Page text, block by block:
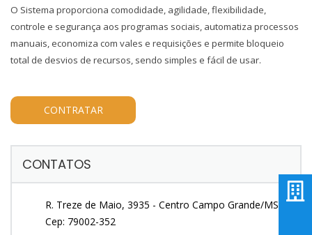
O Sistema proporciona comodidade, agilidade, flexibilidade,
controle e segurança aos programas sociais, automatiza processos
manuais, economiza com vales e requisições e permite bloqueio
total de desvios de recursos, sendo simples e fácil de usar.
CONTRATAR
CONTATOS
R. Treze de Maio, 3935 - Centro Campo Grande/MS
Cep: 79002-352